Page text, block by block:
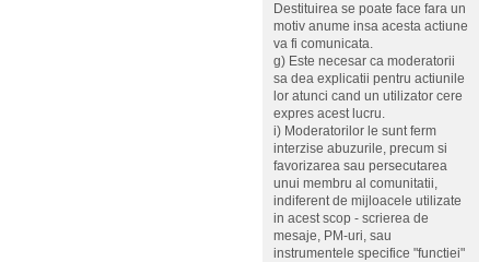
Destituirea se poate face fara un
motiv anume insa acesta actiune
va fi comunicata.
g) Este necesar ca moderatorii
sa dea explicatii pentru actiunile
lor atunci cand un utilizator cere
expres acest lucru.
i) Moderatorilor le sunt ferm
interzise abuzurile, precum si
favorizarea sau persecutarea
unui membru al comunitatii,
indiferent de mijloacele utilizate
in acest scop - scrierea de
mesaje, PM-uri, sau
instrumentele specifice "functiei"